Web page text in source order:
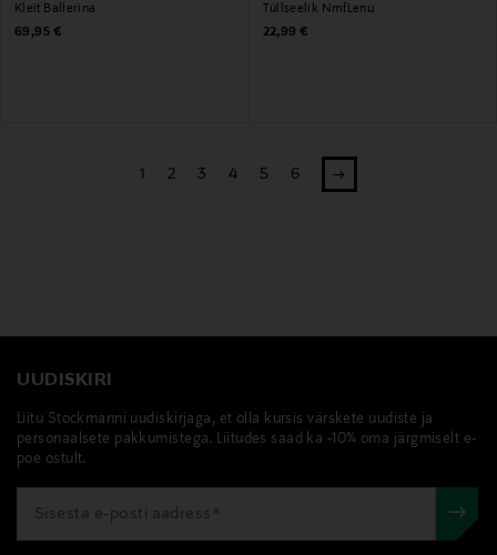
Kleit Ballerina
Original Price
69,95 €
Tüllseelik NmfLenu
Original Price
22,99 €
1 2 3 4 5 6
UUDISKIRI
Liitu Stockmanni uudiskirjaga, et olla kursis värskete uudiste ja
personaalsete pakkumistega. Liitudes saad ka -10% oma järgmiselt e-
poe ostult.